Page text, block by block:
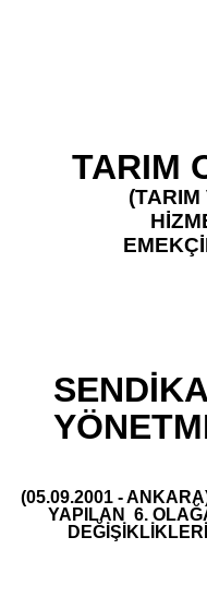
TARIM
(05.09.2001 -
YAPILAN 6.